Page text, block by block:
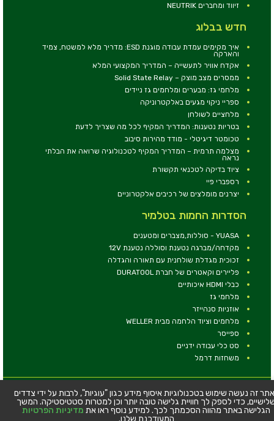
זיווד ומחברים NEUTRIK
חדש בבלוג
איך מקימים עמדת עבודה מוגנת ESD: מדריך מלא למשטח, צמיד
והארקה
אקדח אוויר לתעשייה – המדריך המקצועי המלא
ממסרים מצב מוצק – Solid State Relay
מלחמי גז: מבערים ומלחמים גז ניידים
ספריי ניקוי מגעים באלקטרוניקה
מלחציים לשולחן
בטריות נטענות: המדריך המקיף לכל מה שצריך לדעת
טכומטר דיגיטלי - מודד מהירות סיבוב
מצלמה תרמית – המדריך המקיף לטכנולוגיה שרואה את הבלתי
נראה
ציוד בדיקה לטכנאי תקשורת
רספברי פיי
יצרנים מומלצים של רכיבים אלקטרוניים
הסדרות החמות בטלמיר
YUASA - סוללות,מצברים ומטענים
מקדחה/מברגה נטענת וסוללה נטענת 12V
זכוכית מגדלת שולחנית עם תאורה והגדלה
פליירים וקאטרים של חברת DURATOOL
כבלי HDMI איכותיים
מלחמי גז
אוזניות סנהייזר
מלחמים וציוד הלחמה מבית WELLER
ספייסר
סט כלי עבודה ידניים
משחזות דרמל
© כל הזכויות שמורות - טלמיר אלקטרוניקה בע''מ
כתובת: דרך העצמאות 63, חיפה
טלפון:04-8534564
זה נעשה שימוש בטכנולוגיות איסוף מידע כגון "עוגיות", לרבות על ידי צדדים
כדי לספק לך חוויית גלישה טובה יותר וכן למטרות סטטיסטיקה. המשך
הגלישה באתר מהווה הסכמתך לכך. למידע נוסף ראו את מדיניות הפרטיות
המעודכנת שלנו.